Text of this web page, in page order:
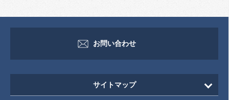
お問い合わせ
サイトマップ